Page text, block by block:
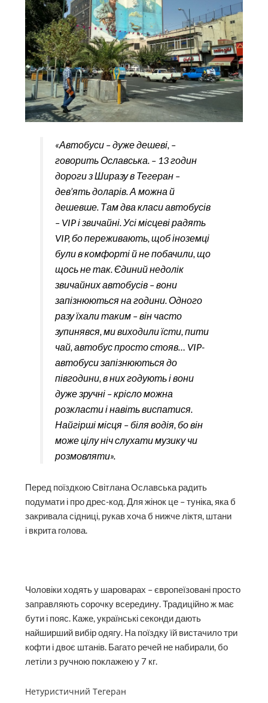
«Автобуси – дуже дешеві, –
говорить Ославська. – 13 годин
дороги з Ширазу в Тегеран –
дев’ять доларів. А можна й
дешевше. Там два класи автобусів
– VIP і звичайні. Усі місцеві радять
VIP, бо переживають, щоб іноземці
були в комфорті й не побачили, що
щось не так. Єдиний недолік
звичайних автобусів – вони
запізнюються на години. Одного
разу їхали таким – він часто
зупинявся, ми виходили їсти, пити
чай, автобус просто стояв… VIP-
автобуси запізнюються до
півгодини, в них годують і вони
дуже зручні – крісло можна
розкласти і навіть виспатися.
Найгірші місця – біля водія, бо він
може цілу ніч слухати музику чи
розмовляти».
Перед поїздкою Світлана Ославська радить
подумати і про дрес-код. Для жінок це – туніка, яка б
закривала сідниці, рукав хоча б нижче ліктя, штани
і вкрита голова.
Чоловіки ходять у шароварах – європеїзовані просто
заправляють сорочку всередину. Традиційно ж має
бути і пояс. Каже, українські секонди дають
найширший вибір одягу. На поїздку їй вистачило три
кофти і двоє штанів. Багато речей не набирали, бо
летіли з ручною поклажею у 7 кг.
Нетуристичний Тегеран